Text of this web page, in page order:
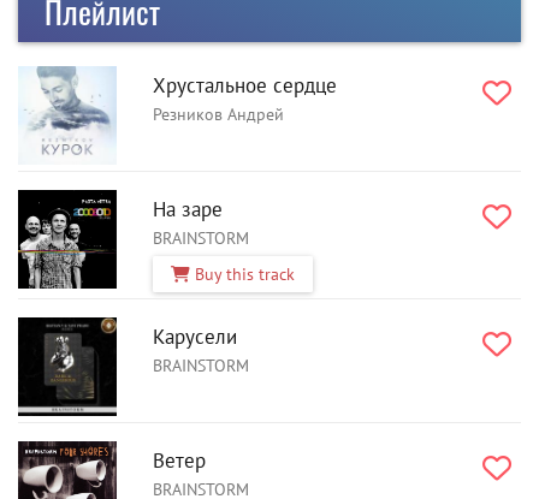
Плейлист
Хрустальное сердце
Резников Андрей
На заре
BRAINSTORM
Buy this track
Карусели
BRAINSTORM
Ветер
BRAINSTORM